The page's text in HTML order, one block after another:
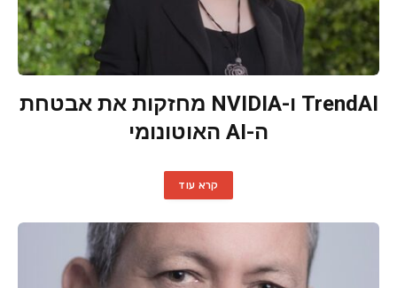
TrendAI ו-NVIDIA מחזקות את אבטחת
ה-AI האוטונומי
קרא עוד